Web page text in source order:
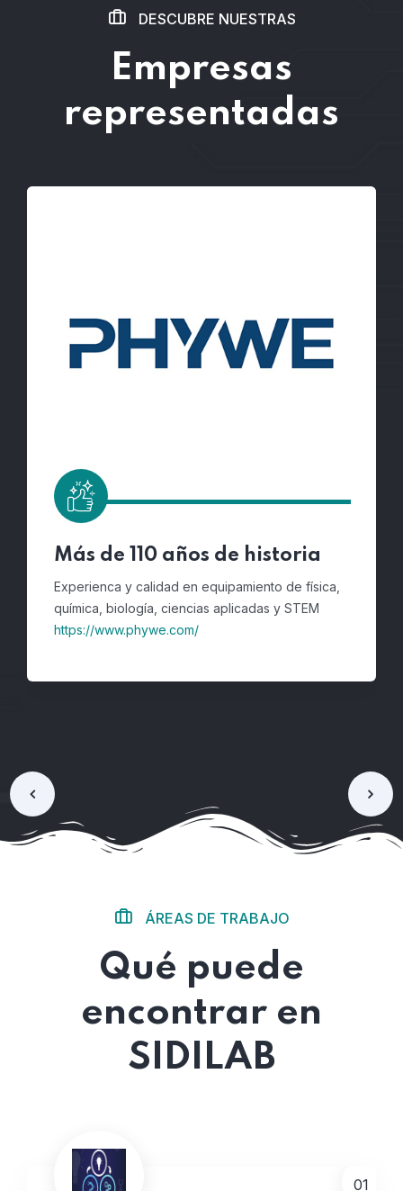
DESCUBRE NUESTRAS
Empresas
representadas
La referencia en tecnología
El lider en equipamiento de ingeniería eléctrica,
electrónica de potencia, renovables, control,
automoción, https://www.lucas-nuelle.es/
ÁREAS DE TRABAJO
Qué puede
encontrar en
SIDILAB
01